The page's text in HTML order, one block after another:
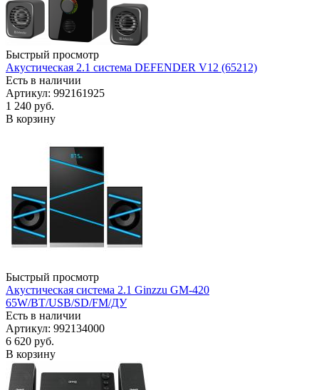
Быстрый просмотр
Акустическая 2.1 система DEFENDER V12 (65212)
Есть в наличии
Артикул: 992161925
1 240 руб.
В корзину
Быстрый просмотр
Акустическая система 2.1 Ginzzu GM-420
65W/BT/USB/SD/FM/ДУ
Есть в наличии
Артикул: 992134000
6 620 руб.
В корзину